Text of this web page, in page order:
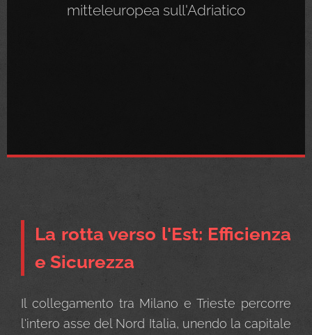
mitteleuropea sull'Adriatico
La rotta verso l'Est: Efficienza
e Sicurezza
Il collegamento tra Milano e Trieste percorre
l'intero asse del Nord Italia, unendo la capitale